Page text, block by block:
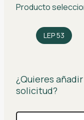
Producto
LEP 53
¿Quieres
solicitud?